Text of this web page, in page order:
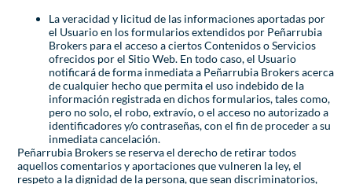
La veracidad y licitud de las informaciones aportadas por
el Usuario en los formularios extendidos por Peñarrubia
Brokers para el acceso a ciertos Contenidos o Servicios
ofrecidos por el Sitio Web. En todo caso, el Usuario
notificará de forma inmediata a Peñarrubia Brokers acerca
de cualquier hecho que permita el uso indebido de la
información registrada en dichos formularios, tales como,
pero no solo, el robo, extravío, o el acceso no autorizado a
identificadores y/o contraseñas, con el fin de proceder a su
inmediata cancelación.
Peñarrubia Brokers se reserva el derecho de retirar todos
aquellos comentarios y aportaciones que vulneren la ley, el
respeto a la dignidad de la persona, que sean discriminatorios,